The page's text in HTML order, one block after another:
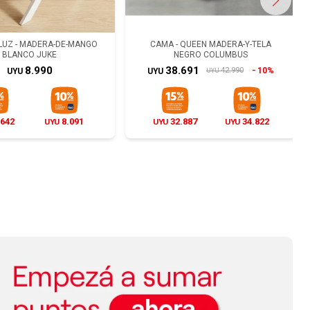
MADERA-Y-TELA GRIS
ARUBA
UYU 16.990
UYU 15.291
BUTACA - MADERA NATURAL-BEIGE
CITRUS NATURAL
UYU
12.990
UYU 11.042 UYU 11.691
- MADERA-DE-MANGO
BLANCO JUKE
UYU 8.990
UYU 8.091
CAMA - QUEEN MADERA-Y-TELA
NEGRO COLUMBUS
UYU 38.691 UYU 42.990 10%
UYU 32.887 UYU 34.822